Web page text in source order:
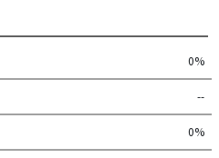
0%
--
0%